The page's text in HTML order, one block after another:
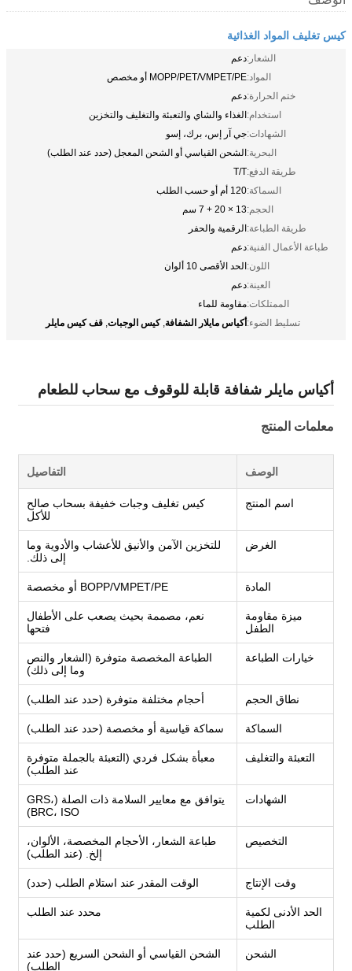
كيس تغليف المواد الغذائية
الشعار:دعم
المواد:MOPP/PET/VMPET/PE أو مخصص
ختم الحرارة:دعم
استخدام:الغذاء والشاي والتعبئة والتغليف والتخزين
الشهادات:جي آر إس، برك، إسو
البحرية:الشحن القياسي أو الشحن المعجل (حدد عند الطلب)
طريقة الدفع:T/T
السماكة:120 أم أو حسب الطلب
الحجم:13 × 20 + 7 سم
طريقة الطباعة:الرقمية والحفر
طباعة الأعمال الفنية:دعم
اللون:الحد الأقصى 10 ألوان
العينة:دعم
الممتلكات:مقاومة للماء
تسليط الضوء:أكياس مايلار الشفافة,كيس الوجبات, قف كيس مايلر
أكياس مايلر شفافة قابلة للوقوف مع سحاب للطعام
معلمات المنتج
الوصف التفاصيل
اسم المنتج
كيس تغليف وجبات خفيفة بسحاب صالح
للأكل
الغرض
للتخزين الآمن والأنيق للأعشاب والأدوية وما
إلى ذلك.
المادة BOPP/VMPET/PE أو مخصصة
ميزة مقاومة
الطفل
نعم، مصممة بحيث يصعب على الأطفال
فتحها
خيارات الطباعة
الطباعة المخصصة متوفرة (الشعار والنص
وما إلى ذلك)
نطاق الحجم أحجام مختلفة متوفرة (حدد عند الطلب)
السماكة سماكة قياسية أو مخصصة (حدد عند الطلب)
التعبئة والتغليف
معبأة بشكل فردي (التعبئة بالجملة متوفرة
عند الطلب)
الشهادات
يتوافق مع معايير السلامة ذات الصلة (GRS،
BRC، ISO)
التخصيص
طباعة الشعار، الأحجام المخصصة، الألوان،
إلخ. (عند الطلب)
وقت الإنتاج الوقت المقدر عند استلام الطلب (حدد)
الحد الأدنى لكمية
الطلب
محدد عند الطلب
الشحن
الشحن القياسي أو الشحن السريع (حدد عند
الطلب)